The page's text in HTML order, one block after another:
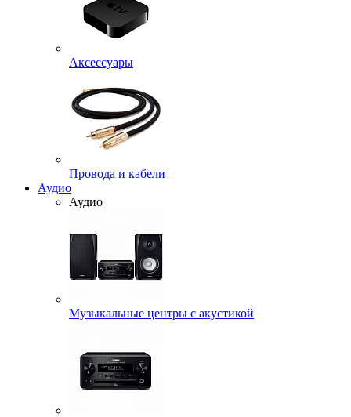
Аксессуары
Провода и кабели
Аудио
Аудио
Музыкальные центры с акустикой